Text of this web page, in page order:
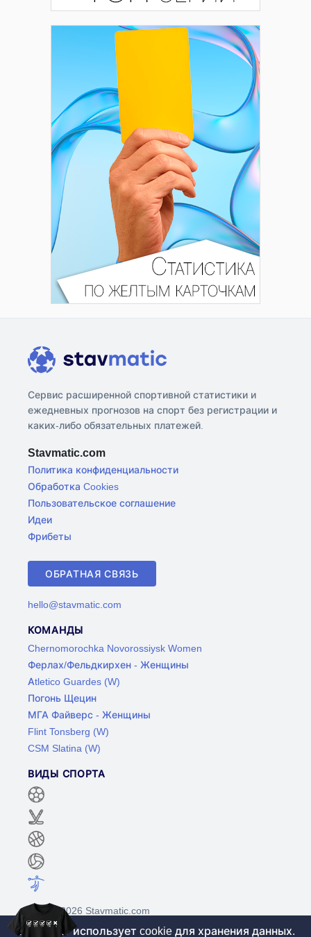
Сервис расширенной спортивной статистики и
ежедневных прогнозов на спорт без регистрации и
каких-либо обязательных платежей.
Stavmatic.com
Политика конфиденциальности
Обработка Cookies
Пользовательское соглашение
Идеи
Фрибеты
ОБРАТНАЯ СВЯЗЬ
hello@stavmatic.com
КОМАНДЫ
Chernomorochka Novorossiysk Women
Ферлах/Фельдкирхен - Женщины
Atletico Guardes (W)
Погонь Щецин
МГА Файверс - Женщины
Flint Tonsberg (W)
CSM Slatina (W)
ВИДЫ СПОРТА
©2017-2026 Stavmatic.com
Этот сайт использует cookie для хранения данных.